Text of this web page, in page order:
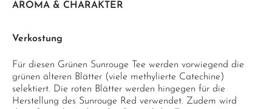
AROMA & CHARAKTER
Verkostung
Für diesen Grünen Sunrouge Tee werden vorwiegend die
grünen älteren Blätter (viele methylierte Catechine)
selektiert. Die roten Blätter werden hingegen für die
Herstellung des Sunrouge Red verwendet. Zudem wird